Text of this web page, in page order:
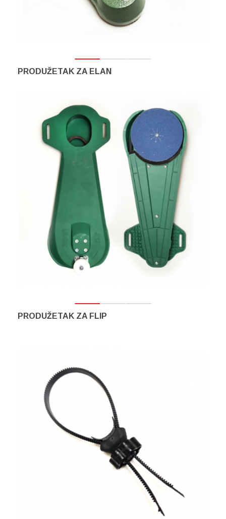
PRODUŽETAK ZA ELAN
PRODUŽETAK ZA FLIP